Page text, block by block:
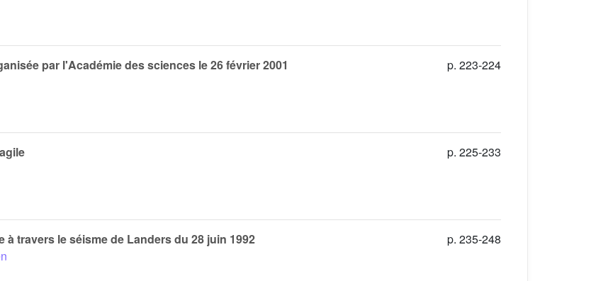
par l'Académie des sciences le 26 février 2001
p. 223-224
p. 225-233
travers le séisme de Landers du 28 juin 1992
p. 235-248